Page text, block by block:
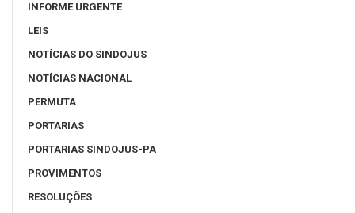
INFORME URGENTE
LEIS
NOTÍCIAS DO SINDOJUS
NOTÍCIAS NACIONAL
PERMUTA
PORTARIAS
PORTARIAS SINDOJUS-PA
PROVIMENTOS
RESOLUÇÕES